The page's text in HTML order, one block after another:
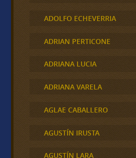
ADOLFO ECHEVERRIA
ADRIAN PERTICONE
ADRIANA LUCIA
ADRIANA VARELA
AGLAE CABALLERO
AGUSTÍN IRUSTA
AGUSTÍN LARA